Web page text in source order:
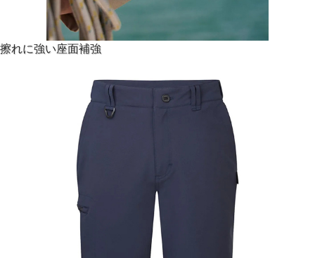
擦れに強い座面補強